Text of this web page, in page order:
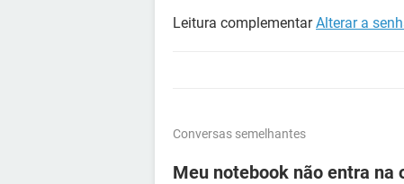
Leitura complementarAlterar a
Conversas semelhantes
Meu notebook não entra na